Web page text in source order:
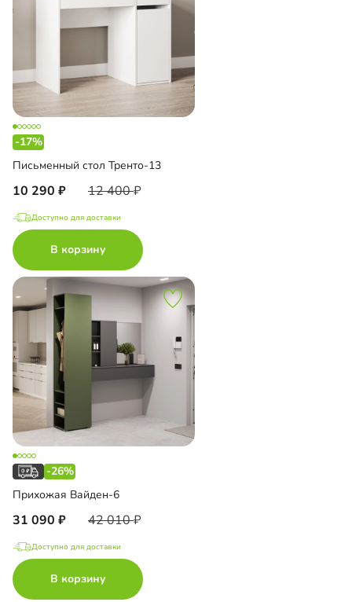
-17%
Письменный стол Тренто-13
10 290 12 400
Доступно для доставки
В корзину
-26%
Прихожая Вайден-6
31 090 42 010
Доступно для доставки
В корзину